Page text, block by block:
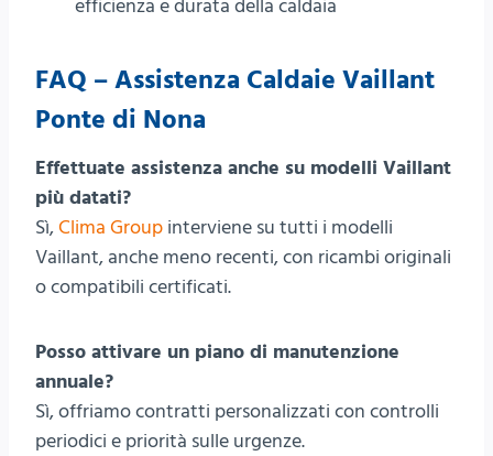
efficienza e durata della caldaia
FAQ – Assistenza Caldaie Vaillant
Ponte di Nona
Effettuate assistenza anche su modelli Vaillant
più datati?
Sì,Clima Group interviene su tutti i modelli
Vaillant, anche meno recenti, con ricambi originali
o compatibili certificati.
Posso attivare un piano di manutenzione
annuale?
Sì, offriamo contratti personalizzati con controlli
periodici e priorità sulle urgenze.